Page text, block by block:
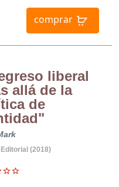
comprar
liberal
allá de la
de
(2018)